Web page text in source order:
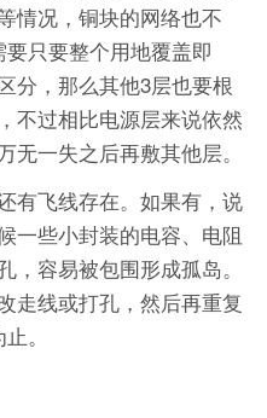
情况，铜块的网络也不
只要整个用地覆盖即
分，那么其他3层也要根
不过相比电源层来说依然
一失之后再敷其他层。
有飞线存在。如果有，说
一些小封装的电容、电阻
容易被包围形成孤岛。
走线或打孔，然后再重复
。